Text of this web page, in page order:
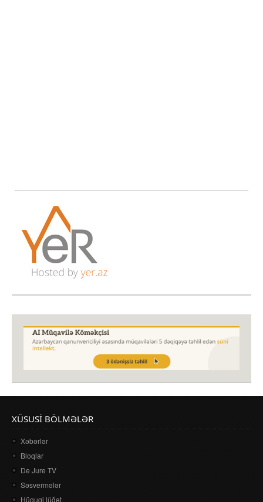
XÜSUSI BÖLMƏLƏR
Xəbərlər
Bloqlar
De Jure TV
Səsvermələr
Hüquqi lüğət